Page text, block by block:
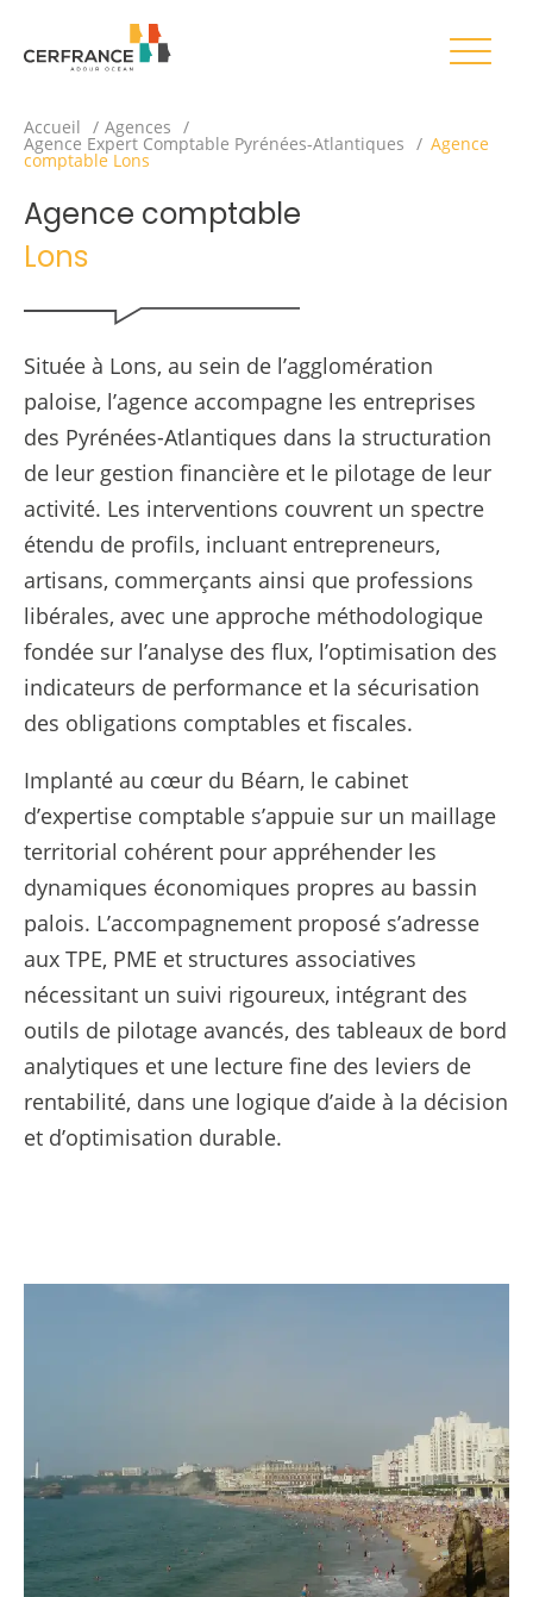
Accueil Agences
Agence Expert Comptable Pyrénées-Atlantiques Agence
comptable Lons
Agence comptable
Lons
Située à Lons, au sein de l’agglomération
paloise, l’agence accompagne les entreprises
des Pyrénées-Atlantiques dans la structuration
de leur gestion financière et le pilotage de leur
activité. Les interventions couvrent un spectre
étendu de profils, incluant entrepreneurs,
artisans, commerçants ainsi que professions
libérales, avec une approche méthodologique
fondée sur l’analyse des flux, l’optimisation des
indicateurs de performance et la sécurisation
des obligations comptables et fiscales.
Implanté au cœur du Béarn, le cabinet
d’expertise comptable s’appuie sur un maillage
territorial cohérent pour appréhender les
dynamiques économiques propres au bassin
palois. L’accompagnement proposé s’adresse
aux TPE, PME et structures associatives
nécessitant un suivi rigoureux, intégrant des
outils de pilotage avancés, des tableaux de bord
analytiques et une lecture fine des leviers de
rentabilité, dans une logique d’aide à la décision
et d’optimisation durable.